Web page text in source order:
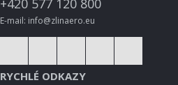
+420 577 120 800
E-mail: info@zlinaero.eu
RYCHLÉ ODKAZY